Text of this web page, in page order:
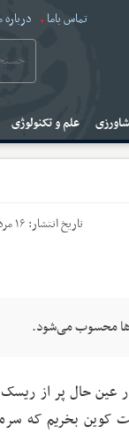
تماس باما درباره
علم و تکنولوژی
تاریخ انتشار: ۱۶ مرداد ۱۴۰۴
محسوب می‌شود.
عین حال پر از
کوین بخریم که